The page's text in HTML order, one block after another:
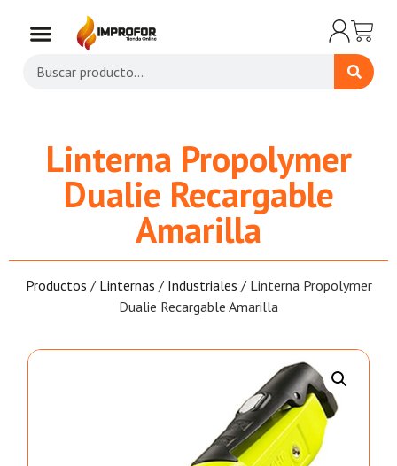
Linterna Propolymer
Dualie Recargable
Amarilla
Productos / Linternas / Industriales / Linterna Propolymer
Dualie Recargable Amarilla